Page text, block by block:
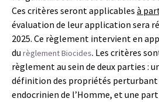
Ces critères seront applicables à
évaluation de leur application sera
2025. Ce règlement intervient en
du règlement Biocides. Les critères
règlement au sein de deux parties :
définition des propriétés perturbant
endocrinien de l’Homme, et une